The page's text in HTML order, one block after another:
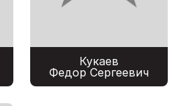
Кукаев
Федор Сергеевич